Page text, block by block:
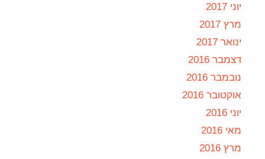
יוני 2017
מרץ 2017
ינואר 2017
דצמבר 2016
נובמבר 2016
אוקטובר 2016
יוני 2016
מאי 2016
מרץ 2016